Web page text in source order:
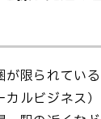
が限られてい
カルビジネス